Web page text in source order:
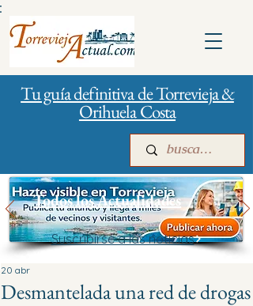
Tu guía definitiva de Torrevieja &
Orihuela Costa
Publicidad
Todos los Actualidades
Suscribirse a las noticias
Desmantelada una red de drogas
20 abr